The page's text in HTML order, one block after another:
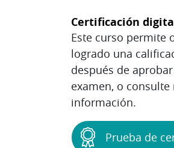
Certificación
Este curso permite
logrado una
después de
examen, o
información.
Prueba de